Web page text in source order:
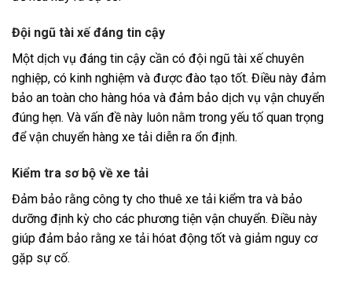
Đội ngũ tài xế đáng tin cậy
Một dịch vụ đáng tin cậy cần có đội ngũ tài xế chuyên
nghiệp, có kinh nghiệm và được đào tạo tốt. Điều này đảm
bảo an toàn cho hàng hóa và đảm bảo dịch vụ vận chuyển
đúng hẹn. Và vấn đề này luôn nằm trong yếu tố quan trọng
để vận chuyển hàng xe tải diễn ra ổn định.
Kiểm tra sơ bộ về xe tải
Đảm bảo rằng công ty cho thuê xe tải kiểm tra và bảo
dưỡng định kỳ cho các phương tiện vận chuyển. Điều này
giúp đảm bảo rằng xe tải hóat động tốt và giảm nguy cơ
gặp sự cố.